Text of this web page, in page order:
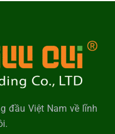
đầu Việt Nam về lĩnh